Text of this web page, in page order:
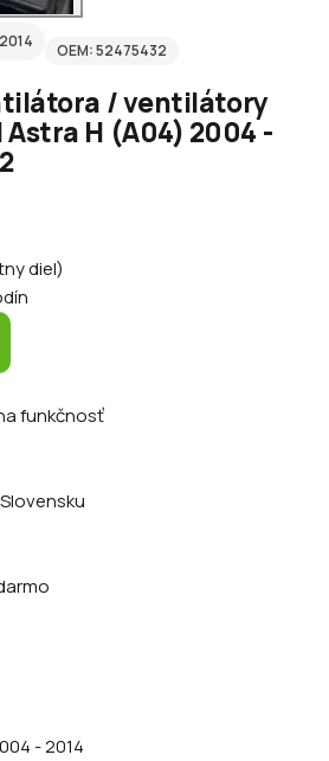
OEM:52475432
/ ventilátory
H (A04) 2004 -
diel)
funkčnosť
- 2014